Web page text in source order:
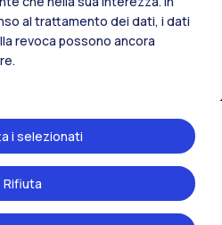
al trattamento dei dati, i dati
revoca possono ancora
Rifiuta
i selezionati